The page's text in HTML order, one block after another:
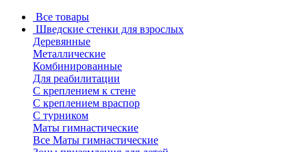
Все товары
Шведские стенки для взрослых
Деревянные
Металлические
Комбинированные
Для реабилитации
С креплением к стене
С креплением враспор
С турником
Маты гимнастические
Все Маты гимнастические